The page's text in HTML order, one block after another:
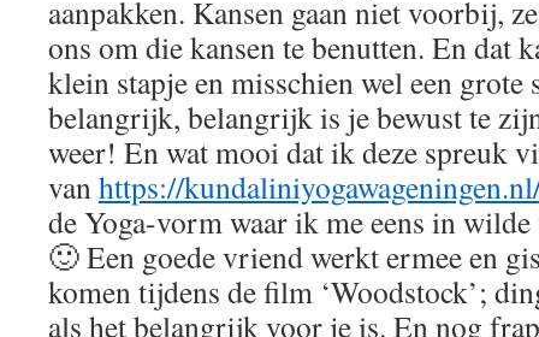
aanpakken. Kansen gaan niet voorbij,
ons om die kansen te benutten. En dat
klein stapje en misschien wel een grote
belangrijk, belangrijk is je bewust te
weer! En wat mooi dat ik deze spreuk
van https://
de Yoga-vorm waar ik me eens in
🙂 Een goede vriend werkt ermee en
komen tijdens de film ‘Woodstock’;
als het belangrijk voor je is. En nog